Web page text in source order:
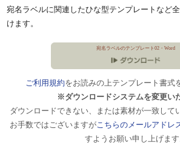
宛名ラベルに関連したひな型テンプレートなど
けます。
宛名ラベルのテンプレート02・Word
ご利用規約をお読みの上テンプレート書式
※ダウンロードシステムを変更い
ダウンロードできない、または素材が一致して
お手数ではございますがこちらのメールアドレ
すようお願い申し上げます